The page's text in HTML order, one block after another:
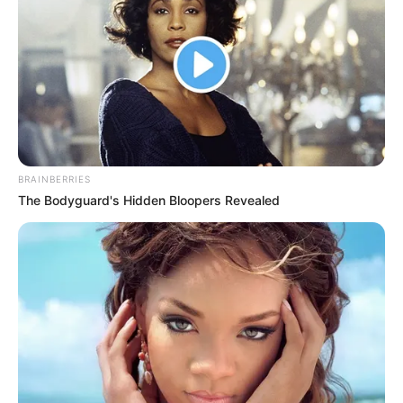
Az orvosok szerint stabil, de súlyos állapotban van
Robert Fico szlovák miniszterelnök a lövöldözés
után
BRAINBERRIES
The Bodyguard's Hidden Bloopers Revealed